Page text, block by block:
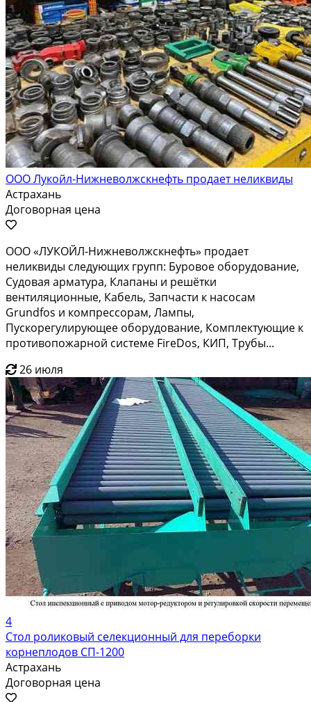
ООО Лукойл-Нижневолжскнефть продает неликвиды
Астрахань
Договорная цена
ООО «ЛУКОЙЛ-Нижневолжскнефть» продает
неликвиды следующих групп: Буровое оборудование,
Судовая арматура, Клапаны и решётки
вентиляционные, Кабель, Запчасти к насосам
Grundfos и компрессорам, Лампы,
Пускорегулирующее оборудование, Комплектующие к
противопожарной системе FireDos, КИП, Трубы...
26 июля
4
Стол роликовый селекционный для переборки
корнеплодов СП-1200
Астрахань
Договорная цена